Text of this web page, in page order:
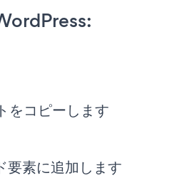
コピーします
素に追加します